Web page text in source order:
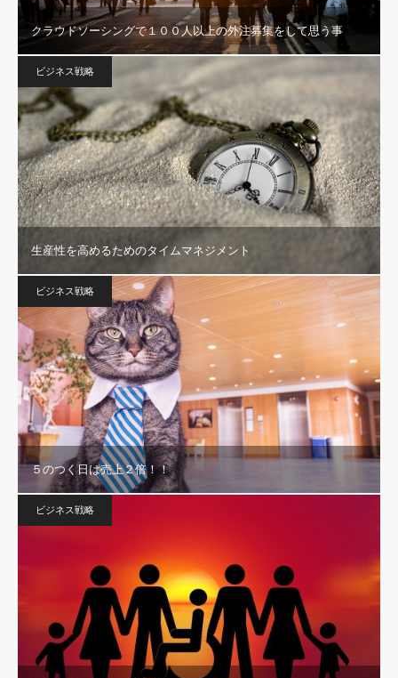
クラウドソーシングで１００人以上の外注募集をして思う事
ビジネス戦略
生産性を高めるためのタイムマネジメント
ビジネス戦略
５のつく日は売上２倍！！
ビジネス戦略